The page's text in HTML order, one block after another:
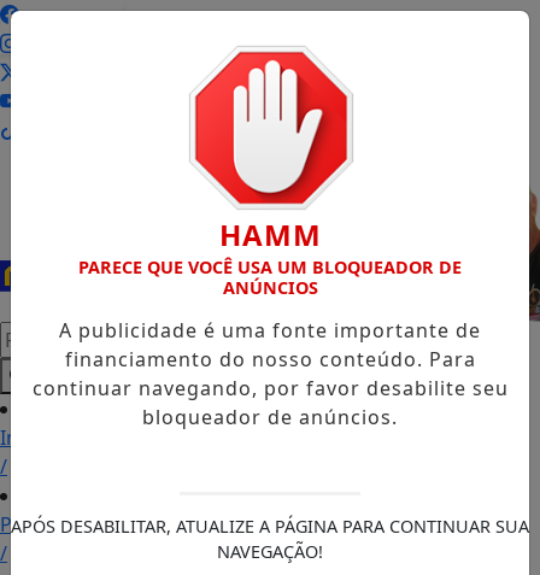
Pesquisar Notícia
Início
/
Podcasts
/
HAMM
PARECE QUE VOCÊ USA UM BLOQUEADOR DE
ANÚNCIOS
A publicidade é uma fonte importante de
financiamento do nosso conteúdo. Para
continuar navegando, por favor desabilite seu
bloqueador de anúncios.
APÓS DESABILITAR, ATUALIZE A PÁGINA PARA CONTINUAR SUA
NAVEGAÇÃO!